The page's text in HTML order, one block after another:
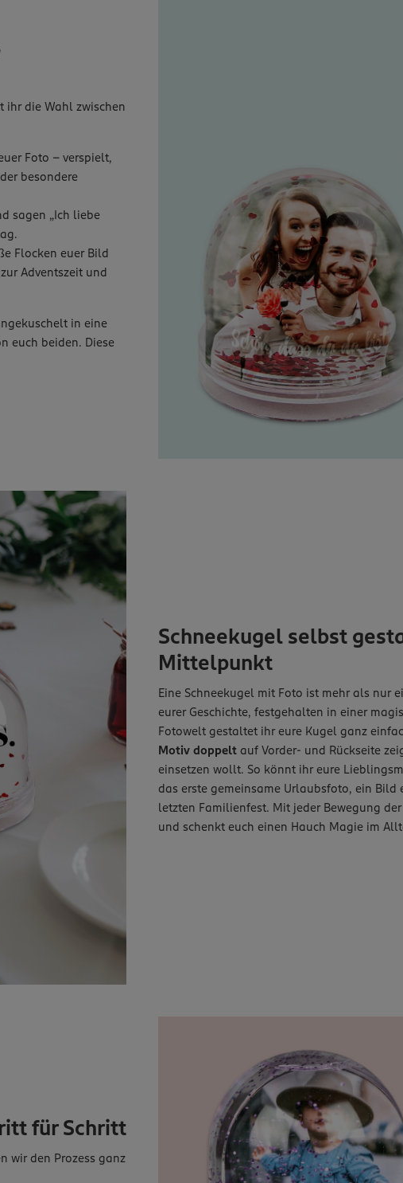
ihr die Wahl zwischen
Foto – verspielt,
besondere
sagen „Ich liebe
Flocken euer Bild
Adventszeit und
in eine
euch beiden. Diese
Schneekugel selbst
Mittelpunkt
Eine Schneekugel mit Foto ist mehr als nur
eurer Geschichte, festgehalten in einer
Fotowelt gestaltet ihr eure Kugel ganz
Motiv doppelt auf Vorder- und Rückseite
einsetzen wollt. So könnt ihr eure
das erste gemeinsame Urlaubsfoto, ein Bild
letzten Familienfest. Mit jeder Bewegung
und schenkt euch einen Hauch Magie im
für Schritt
wir den Prozess ganz